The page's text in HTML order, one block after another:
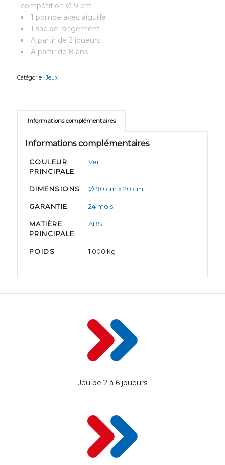
compétition Ø 9 cm
1 pompe avec aiguille
1 sac de rangement
A partir de 2 joueurs
A partir de 8 ans
Catégorie :Jeux
Informations complémentaires
Informations complémentaires
COULEUR
PRINCIPALE
Vert
DIMENSIONS Ø 90 cm x 20 cm
GARANTIE 24 mois
MATIÈRE
PRINCIPALE
ABS
POIDS 1.000 kg
Jeu de 2 à 6 joueurs